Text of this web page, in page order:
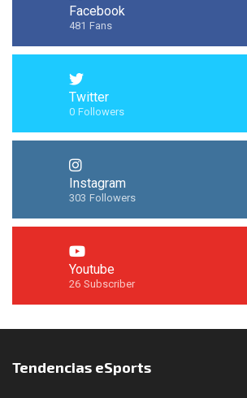
Facebook
481 Fans
Twitter
0 Followers
Instagram
303 Followers
Youtube
26 Subscriber
Síguenos en Instagram
Tendencias eSports